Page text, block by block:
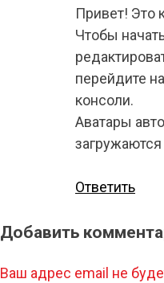
Привет! Это
Чтобы
перейдите
консоли.
Аватары
Ответить
Добавить
Ваш адрес email не